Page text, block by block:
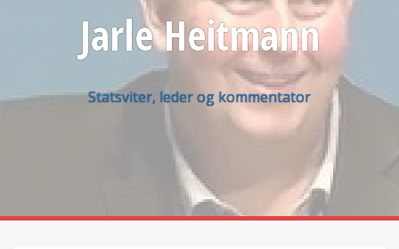
Jarle Heitmann
Statsviter, leder og kommentator